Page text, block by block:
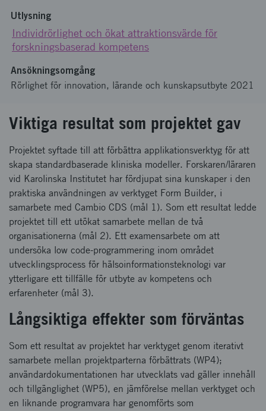
Utlysning
Individrörlighet och ökat attraktionsvärde för
forskningsbaserad kompetens
Ansökningsomgång
Rörlighet för innovation, lärande och kunskapsutbyte 2021
Viktiga resultat som projektet gav
Projektet syftade till att förbättra applikationsverktyg för att
skapa standardbaserade kliniska modeller. Forskaren/läraren
vid Karolinska Institutet har fördjupat sina kunskaper i den
praktiska användningen av verktyget Form Builder, i
samarbete med Cambio CDS (mål 1). Som ett resultat ledde
projektet till ett utökat samarbete mellan de två
organisationerna (mål 2). Ett examensarbete om att
undersöka low code-programmering inom området
utvecklingsprocess för hälsoinformationsteknologi var
ytterligare ett tillfälle för utbyte av kompetens och
erfarenheter (mål 3).
Långsiktiga effekter som förväntas
Som ett resultat av projektet har verktyget genom iterativt
samarbete mellan projektparterna förbättrats (WP4);
användardokumentationen har utvecklats vad gäller innehåll
och tillgänglighet (WP5), en jämförelse mellan verktyget och
en liknande programvara har genomförts som